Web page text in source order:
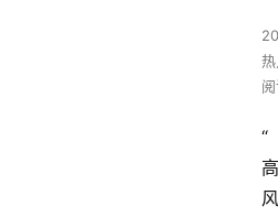
“
高
风